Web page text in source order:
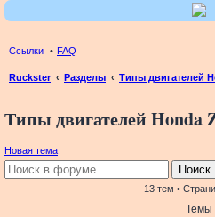
Ссылки FAQ
Ruckster Разделы
Типы двигателей
Типы двигателей Honda
Новая тема
Поиск
13 тем •
Темы